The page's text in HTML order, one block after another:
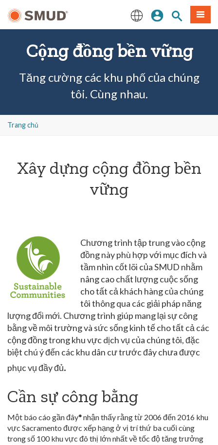
đến
English
Đăng nhập
Tìm trangThực
Cộng đồng bền vững
Tăng cường các khu phố của chúng
tôi. Cùng nhau.
Trang chủ
Xây dựng cộng đồng bền
vững
Chương trình tập trung vào cộng
đồng này phù hợp với mục đích và
tầm nhìn cốt lõi của SMUD nhằm
nâng cao chất lượng cuộc sống
cho tất cả khách hàng của chúng
tôi thông qua các giải pháp năng
lượng đổi mới. Chương trình giúp mang lại sự công
bằng về môi trường và sức sống kinh tế cho tất cả các
cộng đồng trong khu vực dịch vụ của chúng tôi, đặc
biệt chú ý đến các khu dân cư trước đây chưa được
phục vụ đầy đủ.
Cần sự công bằng
Một báo cáo gần đây*nhận thấy rằng từ 2006 đến 2016 khu
vực Sacramento được xếp hạng ở vị trí thứ ba cuối cùng
trong số 100 khu vực đô thị lớn nhất về tốc độ tăng trưởng